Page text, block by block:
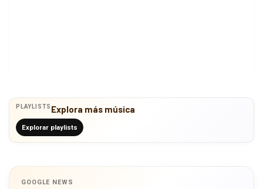
PLAYLISTS Explora más música
Explorar playlists
GOOGLE NEWS